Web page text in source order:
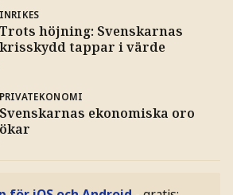
höjning: Svenskarnas
krisskydd tappar i värde
PRIVATEKONOMI
ekonomiska oro
ökar